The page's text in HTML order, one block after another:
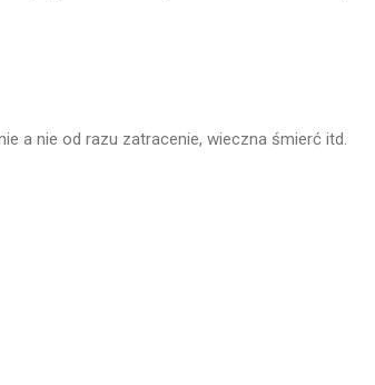
a nie od razu zatracenie, wieczna śmierć itd.